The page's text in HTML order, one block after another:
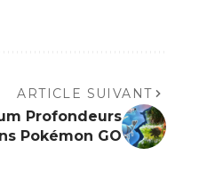
ARTICLE SUIVANT
Profondeurs
Pokémon GO